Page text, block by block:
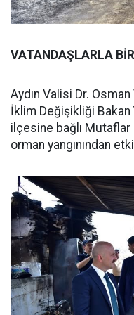
VATANDAŞLARLA
Aydın Valisi Dr.
İklim Değişikliği Bakan
ilçesine bağlı
orman yangınından